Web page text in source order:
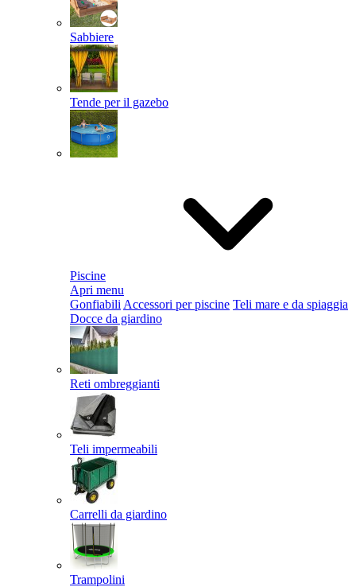
Sabbiere
Tende per il gazebo
Piscine
Apri menu
Gonfiabili Accessori per piscine Teli mare e da spiaggia
Docce da giardino
Reti ombreggianti
Teli impermeabili
Carrelli da giardino
Trampolini